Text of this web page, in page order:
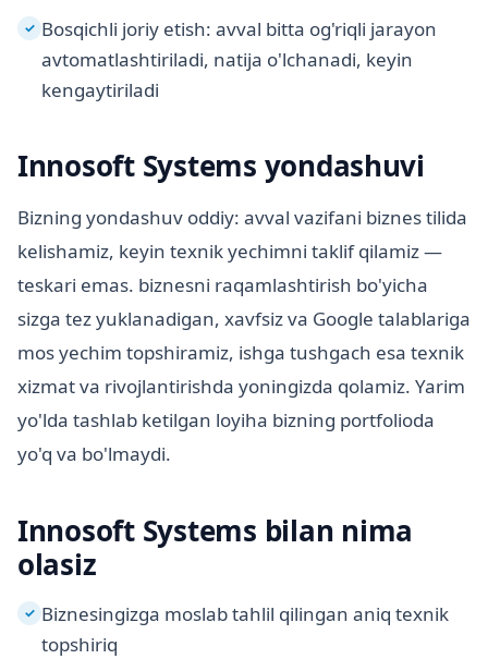
✓ Bosqichli joriy etish: avval bitta og'riqli jarayon
avtomatlashtiriladi, natija o'lchanadi, keyin
kengaytiriladi
Innosoft Systems yondashuvi
Bizning yondashuv oddiy: avval vazifani biznes tilida
kelishamiz, keyin texnik yechimni taklif qilamiz —
teskari emas. biznesni raqamlashtirish bo'yicha
sizga tez yuklanadigan, xavfsiz va Google talablariga
mos yechim topshiramiz, ishga tushgach esa texnik
xizmat va rivojlantirishda yoningizda qolamiz. Yarim
yo'lda tashlab ketilgan loyiha bizning portfolioda
yo'q va bo'lmaydi.
Innosoft Systems bilan nima
olasiz
✓ Biznesingizga moslab tahlil qilingan aniq texnik
topshiriq